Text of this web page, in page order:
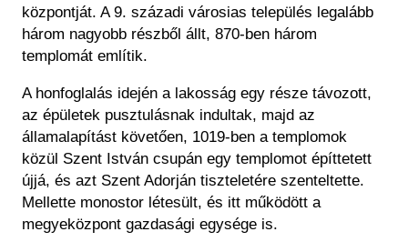
központját. A 9. századi városias település legalább
három nagyobb részből állt, 870-ben három
templomát említik.
A honfoglalás idején a lakosság egy része távozott,
az épületek pusztulásnak indultak, majd az
államalapítást követően, 1019-ben a templomok
közül Szent István csupán egy templomot építtetett
újjá, és azt Szent Adorján tiszteletére szenteltette.
Mellette monostor létesült, és itt működött a
megyeközpont gazdasági egysége is.